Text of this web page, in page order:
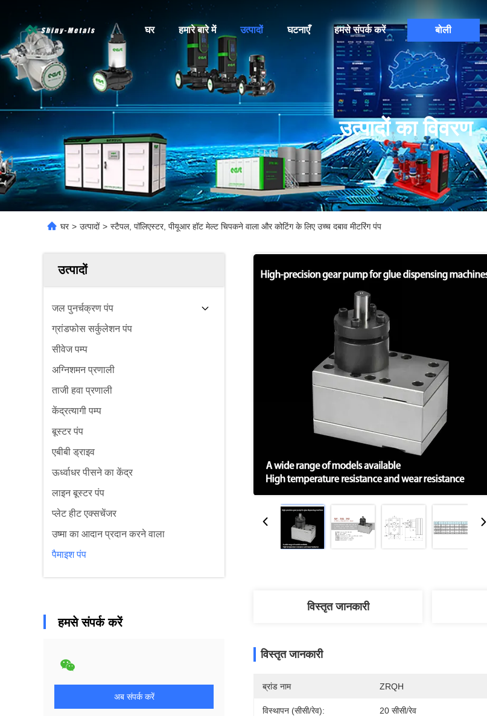
घर हमारे बारे में उत्पादों घटनाएँ हमसे संपर्क करें बोली
उत्पादों का विवरण
घर > उत्पादों > स्टैपल, पॉलिएस्टर, पीयूआर हॉट मेल्ट चिपकने वाला और कोटिंग के लिए उच्च दबाव मीटरिंग पंप
उत्पादों
जल पुनर्चक्रण पंप
ग्रांडफोस सर्कुलेशन पंप
सीवेज पम्प
अग्निशमन प्रणाली
ताजी हवा प्रणाली
केंद्रत्यागी पम्प
बूस्टर पंप
एबीबी ड्राइव
ऊर्ध्वाधर पीसने का केंद्र
लाइन बूस्टर पंप
प्लेट हीट एक्सचेंजर
उष्मा का आदान प्रदान करने वाला
पैमाइश पंप
हमसे संपर्क करें
अब संपर्क करें
विस्तृत जानकारी
विस्तृत जानकारी
ब्रांड नाम ZRQH
विस्थापन (सीसी/रेव): 20 सीसी/रेव